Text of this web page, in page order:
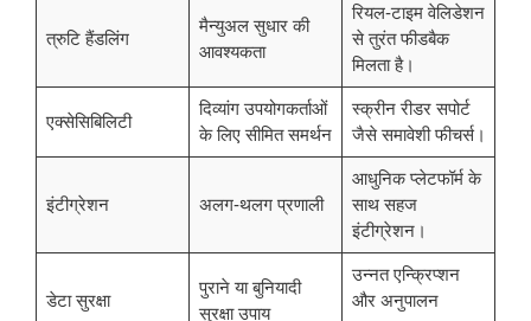
त्रुटि हैंडलिंग
मैन्युअल सुधार की
आवश्यकता
रियल-टाइम वेलिडेशन
से तुरंत फीडबैक
मिलता है।
एक्सेसिबिलिटी
दिव्यांग उपयोगकर्ताओं
के लिए सीमित समर्थन
स्क्रीन रीडर सपोर्ट
जैसे समावेशी फीचर्स।
इंटीग्रेशन अलग-थलग प्रणाली
आधुनिक प्लेटफॉर्म के
साथ सहज
इंटीग्रेशन।
डेटा सुरक्षा
पुराने या बुनियादी
सुरक्षा उपाय
उन्नत एन्क्रिप्शन
और अनुपालन